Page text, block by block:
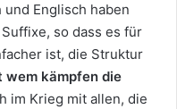
und Englisch haben
so dass es für
ist, die Struktur
wem kämpfen die
im Krieg mit allen, die